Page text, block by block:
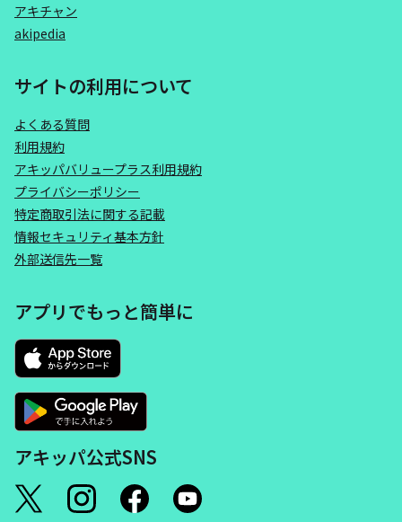
アキチャン
akipedia
サイトの利用について
よくある質問
利用規約
アキッパバリュープラス利用規約
プライバシーポリシー
特定商取引法に関する記載
情報セキュリティ基本方針
外部送信先一覧
アプリでもっと簡単に
アキッパ公式SNS